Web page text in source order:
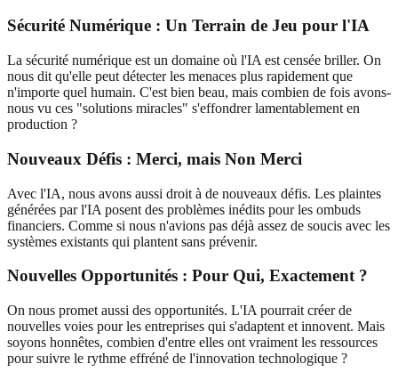
Sécurité Numérique : Un Terrain de Jeu pour l'IA
La sécurité numérique est un domaine où l'IA est censée briller. On
nous dit qu'elle peut détecter les menaces plus rapidement que
n'importe quel humain. C'est bien beau, mais combien de fois avons-
nous vu ces "solutions miracles" s'effondrer lamentablement en
production ?
Nouveaux Défis : Merci, mais Non Merci
Avec l'IA, nous avons aussi droit à de nouveaux défis. Les plaintes
générées par l'IA posent des problèmes inédits pour les ombuds
financiers. Comme si nous n'avions pas déjà assez de soucis avec les
systèmes existants qui plantent sans prévenir.
Nouvelles Opportunités : Pour Qui, Exactement ?
On nous promet aussi des opportunités. L'IA pourrait créer de
nouvelles voies pour les entreprises qui s'adaptent et innovent. Mais
soyons honnêtes, combien d'entre elles ont vraiment les ressources
pour suivre le rythme effréné de l'innovation technologique ?